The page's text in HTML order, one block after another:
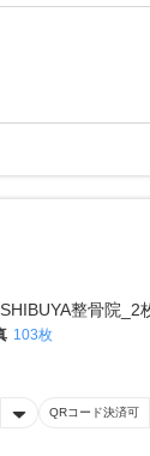
103枚
QRコード決済可